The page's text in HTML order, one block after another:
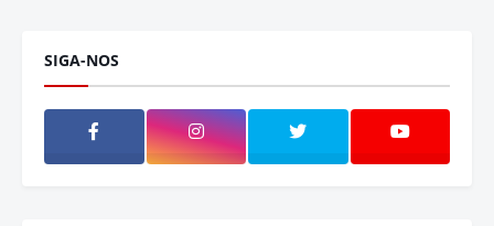
SIGA-NOS